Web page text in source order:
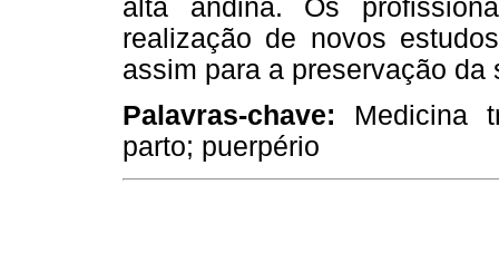
alta andina. Os
realização de novos
assim para a preservação da
Palavras-chave: Medicina
parto; puerpério